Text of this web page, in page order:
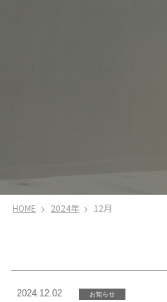
HOME 2024年 12月
2024.12.02 お知らせ